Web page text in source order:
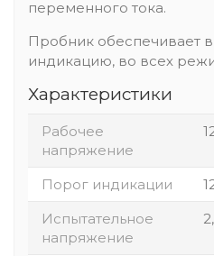
переменного тока.
Пробник обеспечивает
индикацию, во всех
Характеристики
Рабочее
напряжение
Порог индикации
Испытательное
напряжение